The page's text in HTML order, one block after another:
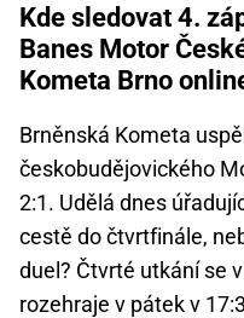
Kde sledovat 4.
Banes Motor
Kometa Brno
Brněnská Kometa
českobudějovického
2:1. Udělá dnes
cestě do čtvrtfinále,
duel? Čtvrté utkání se
rozehraje v pátek v